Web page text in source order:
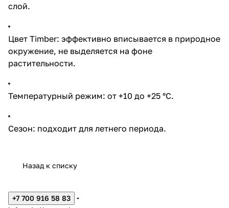
слой.
Цвет Timber: эффективно вписывается в природное
окружение, не выделяется на фоне
растительности.
Температурный режим: от +10 до +25 °C.
Сезон: подходит для летнего периода.
Назад к списку
+7 700 916 58 83